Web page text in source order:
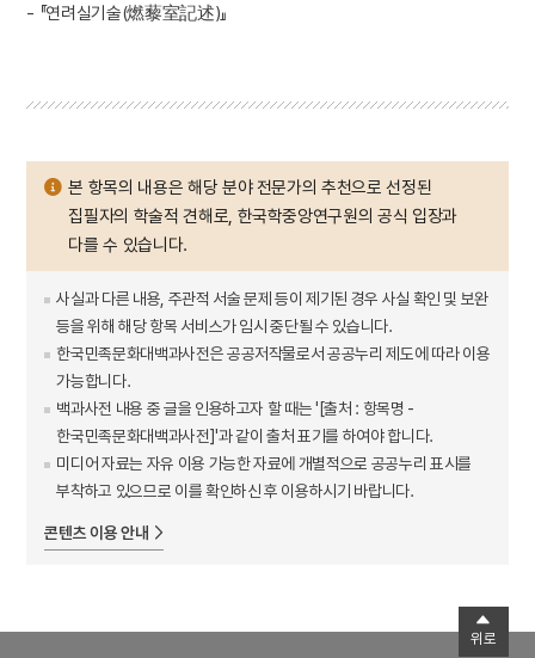
- 『연려실기술(燃藜室記述)』
본 항목의 내용은 해당 분야 전문가의 추천으로 선정된
집필자의 학술적 견해로, 한국학중앙연구원의 공식 입장과
다를 수 있습니다.
사실과 다른 내용, 주관적 서술 문제 등이 제기된 경우 사실 확인 및 보완
등을 위해 해당 항목 서비스가 임시 중단될 수 있습니다.
한국민족문화대백과사전은 공공저작물로서 공공누리 제도에 따라 이용
가능합니다.
백과사전 내용 중 글을 인용하고자 할 때는 '[출처 : 항목명 -
한국민족문화대백과사전]'과 같이 출처 표기를 하여야 합니다.
미디어 자료는 자유 이용 가능한 자료에 개별적으로 공공누리 표시를
부착하고 있으므로 이를 확인하신 후 이용하시기 바랍니다.
콘텐츠 이용 안내
위로